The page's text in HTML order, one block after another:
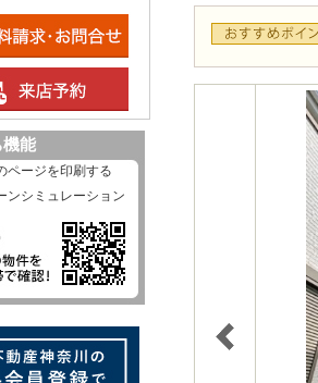
機能
ページを印刷する
ンシミュレーション